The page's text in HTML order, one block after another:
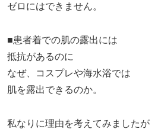
ゼロにはできません。
■患者着での肌の露出には
抵抗があるのに
なぜ、コスプレや海水浴では
肌を露出できるのか。
私なりに理由を考えてみましたが